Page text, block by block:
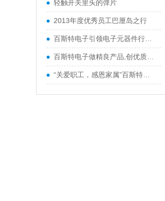
轻触开关里头的弹片
2013年度优秀员工巴厘岛之行
百斯特电子引领电子元器件行业,产品
百斯特电子做精良产品,创优质品牌
“关爱职工，感恩家属”百斯特优秀